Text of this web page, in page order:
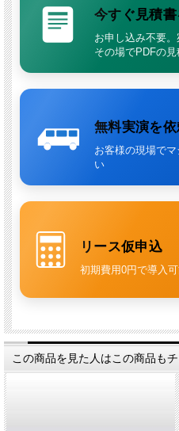
今すぐ見積
お申し込み不要。
その場でPDFの
無料実演を
お客様の現場で
い
リース仮申込
初期費用0円で導入
この商品を見た人はこの商品も